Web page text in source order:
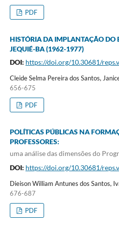
PDF
HISTÓRIA DA IMPLANTAÇÃO DO
JEQUIÉ-BA (1962-1977)
DOI: https://doi.org/10.30681/
Cleide Selma Pereira dos Santos,
656-675
PDF
POLÍTICAS PÚBLICAS NA
PROFESSORES:
uma análise das dimensões do
DOI: https://doi.org/10.30681/
Dieison William Antunes dos Santos,
676-687
PDF